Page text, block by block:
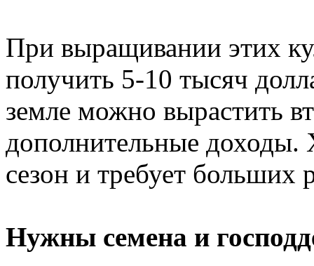
При выращивании этих
получить 5-10 тысяч
земле можно вырастить
дополнительные доходы.
сезон и требует больших
Нужны семена и